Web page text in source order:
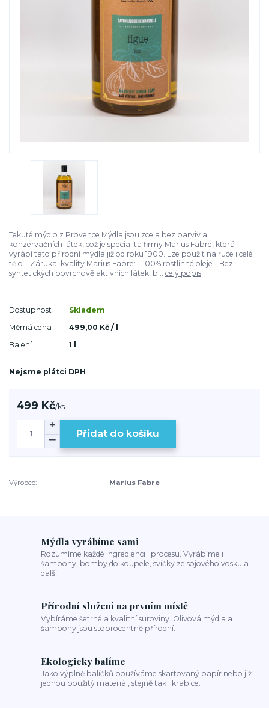
Tekuté mýdlo z Provence Mýdla jsou zcela bez barviv a
konzervačních látek, což je specialita firmy Marius Fabre, která
vyrábí tato přírodní mýdla již od roku 1900. Lze použít na ruce i celé
tělo. Záruka kvality Marius Fabre: - 100% rostlinné oleje - Bez
syntetických povrchově aktivních látek, b... celý popis
Dostupnost
Skladem
Měrná cena
499,00 Kč / l
Balení
1 l
Nejsme plátci DPH
499 Kč/ks
Přidat do košíku
Výrobce: Marius Fabre
Mýdla vyrábíme sami
Rozumíme každé ingredienci i procesu. Vyrábíme i
šampony, bomby do koupele, svíčky ze sojového vosku a
další.
Přírodní složení na prvním místě
Vybíráme šetrné a kvalitní suroviny. Olivová mýdla a
šampony jsou stoprocentně přírodní.
Ekologicky balíme
Jako výplně balíčků používáme skartovaný papír nebo již
jednou použitý materiál, stejně tak i krabice.